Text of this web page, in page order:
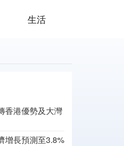
生活
香港優勢及大灣
增長預測至3.8%